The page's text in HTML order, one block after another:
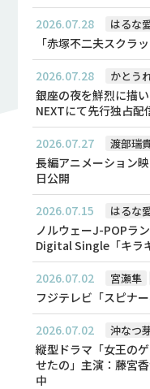
2026.07.28
「赤塚不二夫スクラ
はるな
2026.07.28
銀座の夜を鮮烈に描
NEXTにて先行独占配
かとう
2026.07.27
長編アニメーション
日公開
渡部瑞
2026.07.15
ノルウェーJ-POPラ
Digital Single「キラ
はるな
2026.07.02
フジテレビ「スピナ
宮瀬隼
2026.07.02
縦型ドラマ「女王の
せたの」主演：藤宮
中
沖なつ